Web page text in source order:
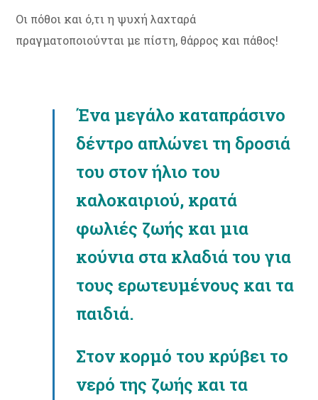
Οι πόθοι και ό,τι η ψυχή λαχταρά
πραγματοποιούνται με πίστη, θάρρος και πάθος!
Ένα μεγάλο καταπράσινο
δέντρο απλώνει τη δροσιά
του στον ήλιο του
καλοκαιριού, κρατά
φωλιές ζωής και μια
κούνια στα κλαδιά του για
τους ερωτευμένους και τα
παιδιά.
Στον κορμό του κρύβει το
νερό της ζωής και τα